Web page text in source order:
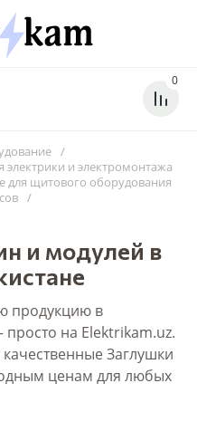
0
/
и электромонтажа
для щитового оборудования
/
и модулей в
продукцию в
просто на Elektrikam.uz.
Заглушки
ценам для любых